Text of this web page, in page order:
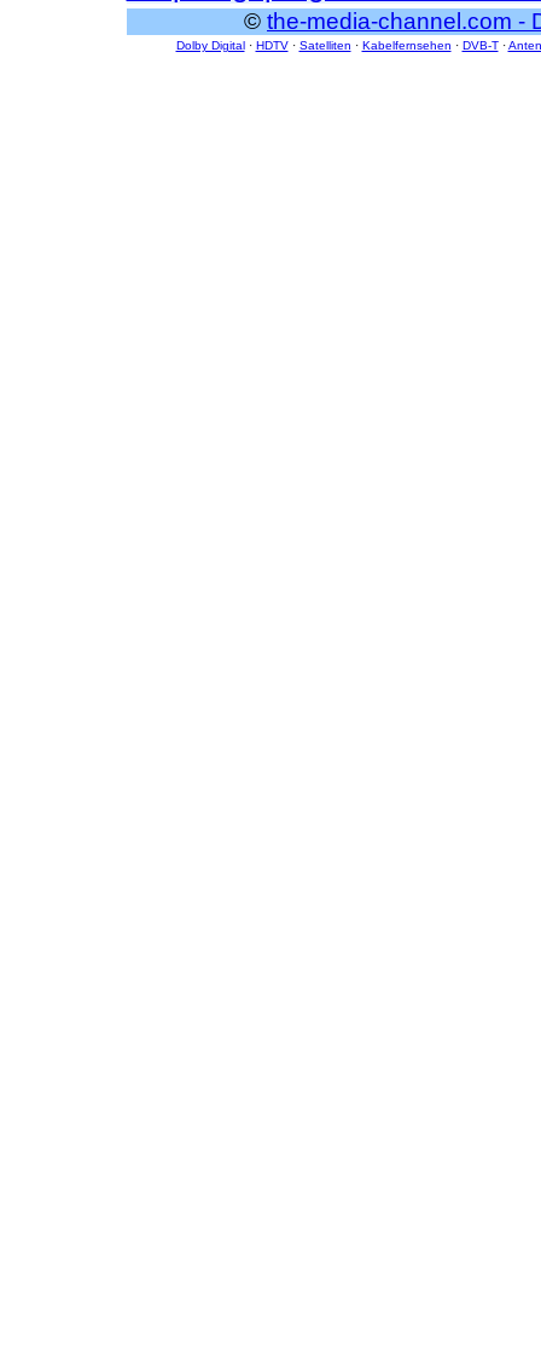
© the-media-channel.com -
Dolby Digital· HDTV· Satelliten · Kabelfernsehen · DVB-T·